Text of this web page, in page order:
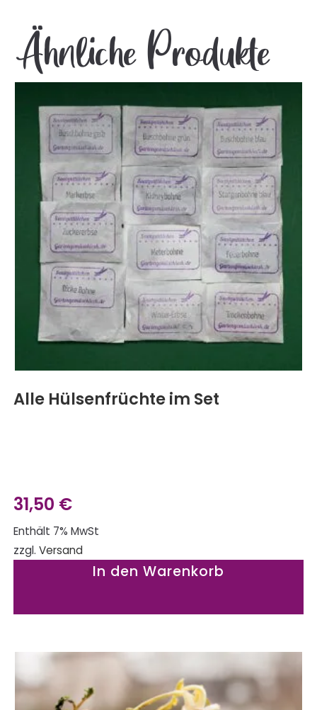
Ähnliche Produkte
Alle Hülsenfrüchte im Set
31,50 €
Enthält 7% MwSt
zzgl. Versand
In den Warenkorb